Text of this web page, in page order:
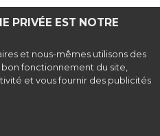
PRIVÉE EST NOTRE
et nous-mêmes utilisons des
fonctionnement du site,
et vous fournir des publicités